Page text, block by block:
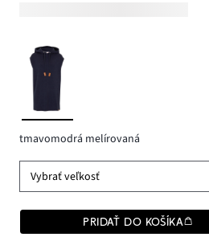
tmavomodrá melírovaná
Vybrať veľkosť
PRIDAŤ DO KOŠÍKA